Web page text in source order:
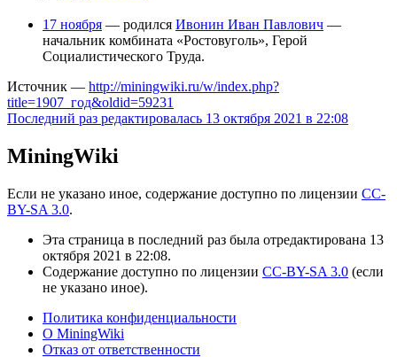
17 ноября — родился Ивонин Иван Павлович —
начальник комбината «Ростовуголь», Герой
Социалистического Труда.
Источник — http://miningwiki.ru/w/index.php?
title=1907_год&oldid=59231
Последний раз редактировалась 13 октября 2021 в 22:08
MiningWiki
Если не указано иное, содержание доступно по лицензии CC-
BY-SA 3.0.
Эта страница в последний раз была отредактирована 13
октября 2021 в 22:08.
Содержание доступно по лицензии CC-BY-SA 3.0 (если
не указано иное).
Политика конфиденциальности
О MiningWiki
Отказ от ответственности